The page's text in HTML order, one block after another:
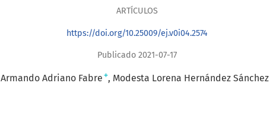
ARTÍCULOS
https://doi.org/10.25009/ej.v0i04.2574
Publicado 2021-07-17
Armando Adriano Fabre + Modesta Lorena Hernández Sánchez